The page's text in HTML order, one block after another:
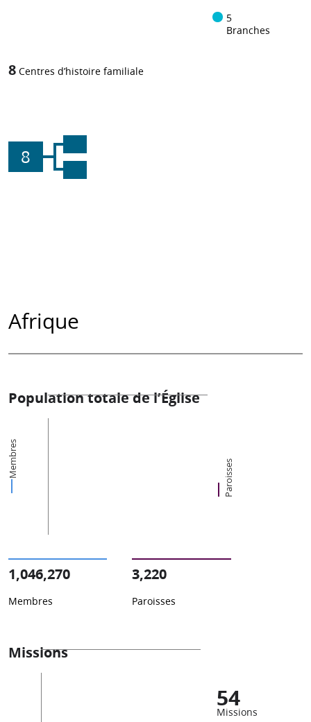
5
Branches
8 Centres d’histoire familiale
8
Afrique
Population totale de l’Église
Membres Paroisses
1,046,270
Membres
3,220
Paroisses
Missions
54
Missions